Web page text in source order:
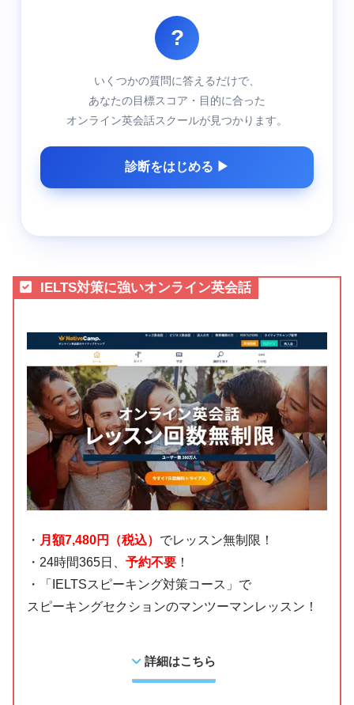
?
いくつかの質問に答えるだけで、
あなたの目標スコア・目的に合った
オンライン英会話スクールが見つかります。
診断をはじめる ▶
IELTS対策に強いオンライン英会話
・ 月額7,480円（税込） でレッスン無制限！
・24時間365日、 予約不要 ！
・「IELTSスピーキング対策コース」で
スピーキングセクションのマンツーマンレッスン！
詳細はこちら